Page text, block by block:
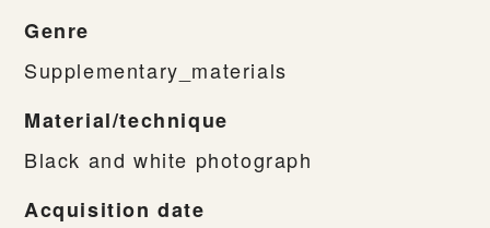
Genre
Supplementary_materials
Material/technique
Black and white photograph
Acquisition date